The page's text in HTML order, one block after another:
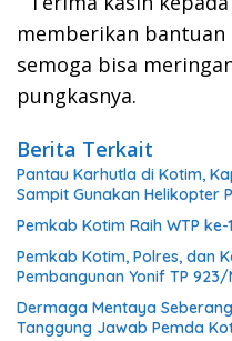
memberikan bantuan
semoga bisa
pungkasnya.
Berita Terkait
Pantau Karhutla di Kotim,
Sampit Gunakan Helikopter
Pemkab Kotim Raih WTP
Pemkab Kotim, Polres, dan
Pembangunan Yonif TP
Dermaga Mentaya
Tanggung Jawab Pemda